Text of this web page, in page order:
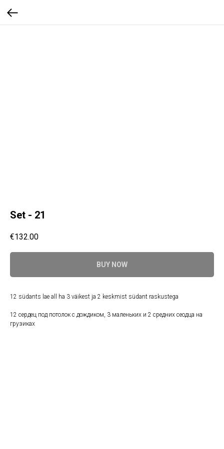
Set - 21
€132.00
BUY NOW
12 südants lae all ha 3 väikest ja 2 keskmist südant raskustega
12 сердец под потолок с дождиком, 3 маленьких и 2 средних сеодца на
грузиках